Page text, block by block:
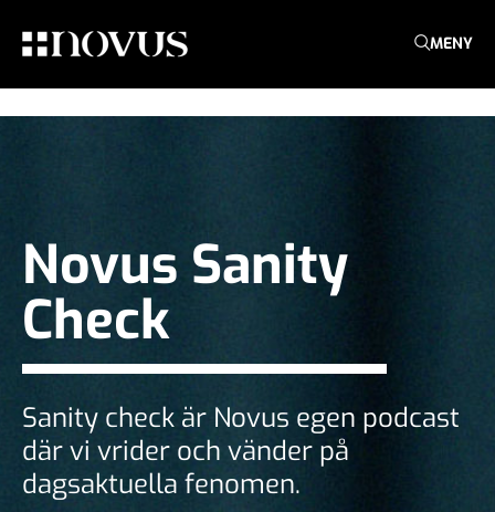
MENY
Novus Sanity
Check
Sanity check är Novus egen podcast
där vi vrider och vänder på
dagsaktuella fenomen.